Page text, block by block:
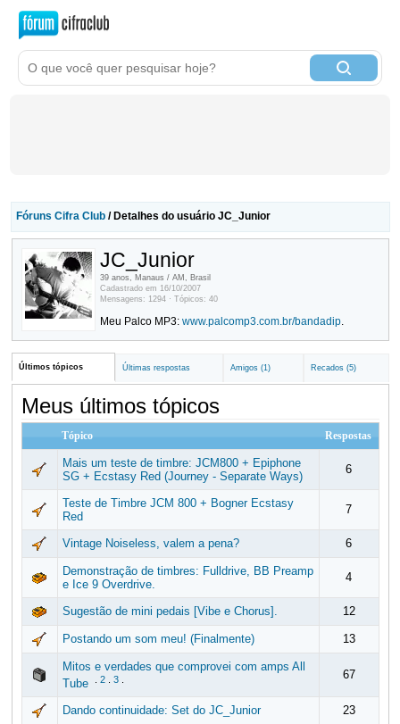
Fóruns Cifra Club/ Detalhes do usuário JC_Junior
JC_Junior
39 anos, Manaus / AM, Brasil
Cadastrado em 16/10/2007
Mensagens: 1294 · Tópicos: 40
Meu Palco MP3: www.palcomp3.com.br/bandadip.
Últimos tópicos Últimas respostas Amigos (1) Recados (5)
Meus últimos tópicos
Tópico Respostas
Mais um teste de timbre: JCM800 + Epiphone
SG + Ecstasy Red (Journey - Separate Ways)
6
Teste de Timbre JCM 800 + Bogner Ecstasy
Red
7
Vintage Noiseless, valem a pena? 6
Demonstração de timbres: Fulldrive, BB Preamp
e Ice 9 Overdrive.
4
Sugestão de mini pedais [Vibe e Chorus]. 12
Postando um som meu! (Finalmente) 13
Mitos e verdades que comprovei com amps All
Tube
2. 3. 67
Dando continuidade: Set do JC_Junior 23